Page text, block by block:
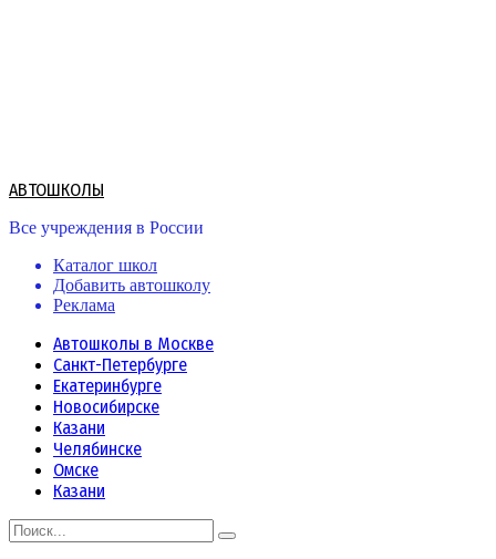
АВТОШКОЛЫ
Все учреждения в России
Каталог школ
Добавить автошколу
Реклама
Автошколы в Москве
Санкт-Петербурге
Екатеринбурге
Новосибирске
Казани
Челябинске
Омске
Казани
Search
for: